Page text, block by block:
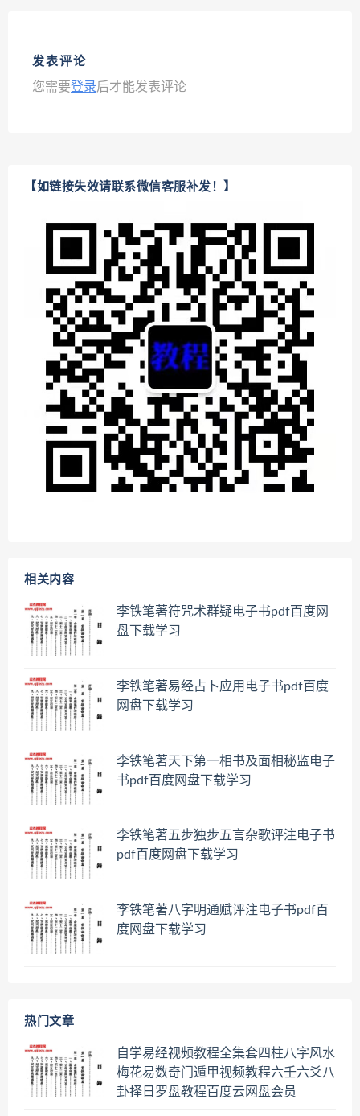
发表评论
您需要登录后才能发表评论
【如链接失效请联系微信客服补发！】
相关内容
李铁笔著符咒术群疑电子书pdf百度网
盘下载学习
李铁笔著易经占卜应用电子书pdf百度
网盘下载学习
李铁笔著天下第一相书及面相秘监电子
书pdf百度网盘下载学习
李铁笔著五步独步五言杂歌评注电子书
pdf百度网盘下载学习
李铁笔著八字明通赋评注电子书pdf百
度网盘下载学习
热门文章
自学易经视频教程全集套四柱八字风水
梅花易数奇门遁甲视频教程六壬六爻八
卦择日罗盘教程百度云网盘会员